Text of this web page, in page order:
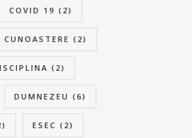
COVID 19 (2)
CUNOASTERE (2)
(2)
DUMNEZEU (6)
ESEC (2)